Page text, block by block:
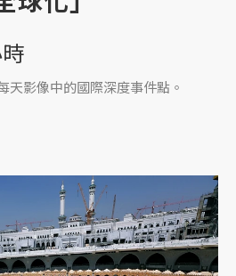
天影像中的國際深度事件點。